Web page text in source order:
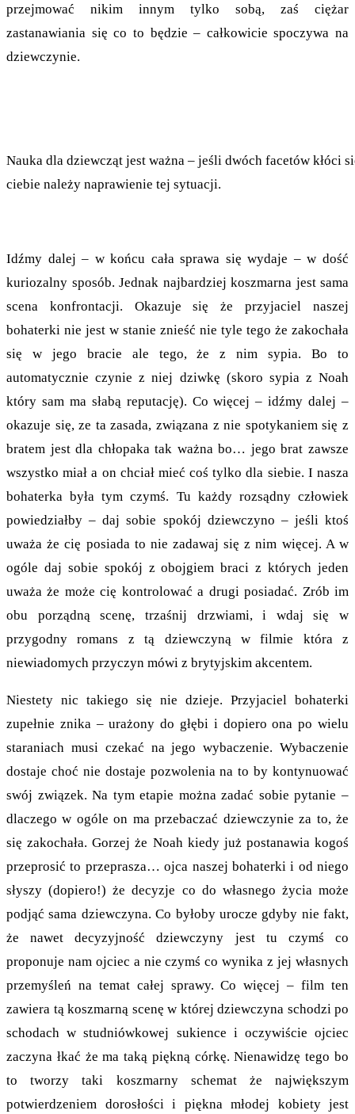
przejmować nikim innym tylko sobą, zaś ciężar
zastanawiania się co to będzie – całkowicie spoczywa na
dziewczynie.
Nauka dla dziewcząt jest ważna – jeśli dwóch facetów kłóci
ciebie należy naprawienie tej sytuacji.
Idźmy dalej – w końcu cała sprawa się wydaje – w dość
kuriozalny sposób. Jednak najbardziej koszmarna jest sama
scena konfrontacji. Okazuje się że przyjaciel naszej
bohaterki nie jest w stanie znieść nie tyle tego że zakochała
się w jego bracie ale tego, że z nim sypia. Bo to
automatycznie czynie z niej dziwkę (skoro sypia z Noah
który sam ma słabą reputację). Co więcej – idźmy dalej –
okazuje się, ze ta zasada, związana z nie spotykaniem się z
bratem jest dla chłopaka tak ważna bo… jego brat zawsze
wszystko miał a on chciał mieć coś tylko dla siebie. I nasza
bohaterka była tym czymś. Tu każdy rozsądny człowiek
powiedziałby – daj sobie spokój dziewczyno – jeśli ktoś
uważa że cię posiada to nie zadawaj się z nim więcej. A w
ogóle daj sobie spokój z obojgiem braci z których jeden
uważa że może cię kontrolować a drugi posiadać. Zrób im
obu porządną scenę, trzaśnij drzwiami, i wdaj się w
przygodny romans z tą dziewczyną w filmie która z
niewiadomych przyczyn mówi z brytyjskim akcentem.
Niestety nic takiego się nie dzieje. Przyjaciel bohaterki
zupełnie znika – urażony do głębi i dopiero ona po wielu
staraniach musi czekać na jego wybaczenie. Wybaczenie
dostaje choć nie dostaje pozwolenia na to by kontynuować
swój związek. Na tym etapie można zadać sobie pytanie –
dlaczego w ogóle on ma przebaczać dziewczynie za to, że
się zakochała. Gorzej że Noah kiedy już postanawia kogoś
przeprosić to przeprasza… ojca naszej bohaterki i od niego
słyszy (dopiero!) że decyzje co do własnego życia może
podjąć sama dziewczyna. Co byłoby urocze gdyby nie fakt,
że nawet decyzyjność dziewczyny jest tu czymś co
proponuje nam ojciec a nie czymś co wynika z jej własnych
przemyśleń na temat całej sprawy. Co więcej – film ten
zawiera tą koszmarną scenę w której dziewczyna schodzi po
schodach w studniówkowej sukience i oczywiście ojciec
zaczyna łkać że ma taką piękną córkę. Nienawidzę tego bo
to tworzy taki koszmarny schemat że największym
potwierdzeniem dorosłości i piękna młodej kobiety jest